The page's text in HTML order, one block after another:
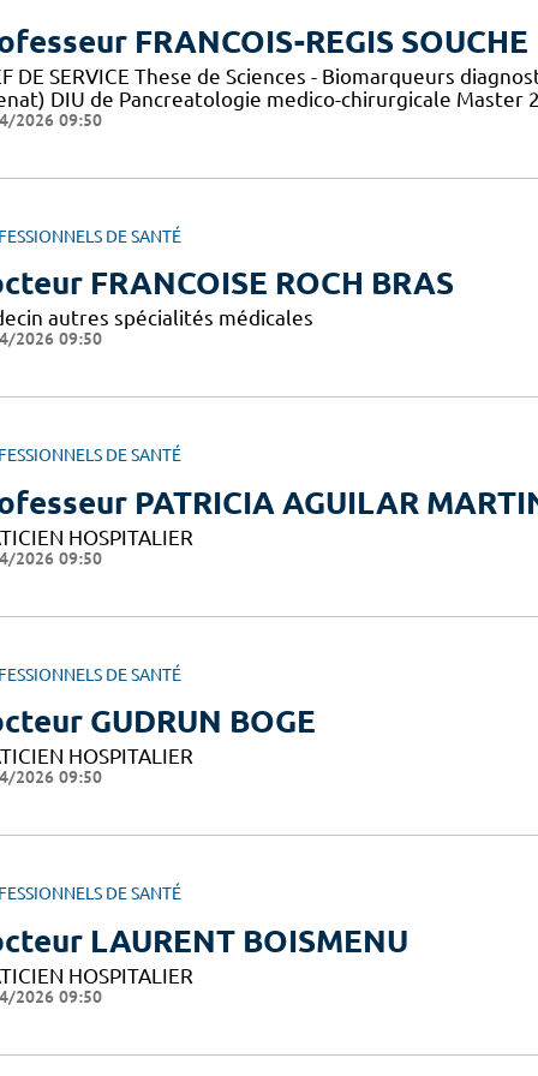
FRANCOIS-REGIS SOUCHE
DE SERVICE These de Sciences - Biomarqueurs
DIU de Pancreatologie medico-chirurgicale Master
2026 09:50
DE SANTÉ
FRANCOISE ROCH BRAS
autres spécialités médicales
2026 09:50
DE SANTÉ
PATRICIA AGUILAR
HOSPITALIER
2026 09:50
DE SANTÉ
GUDRUN BOGE
HOSPITALIER
2026 09:50
DE SANTÉ
LAURENT BOISMENU
HOSPITALIER
2026 09:50